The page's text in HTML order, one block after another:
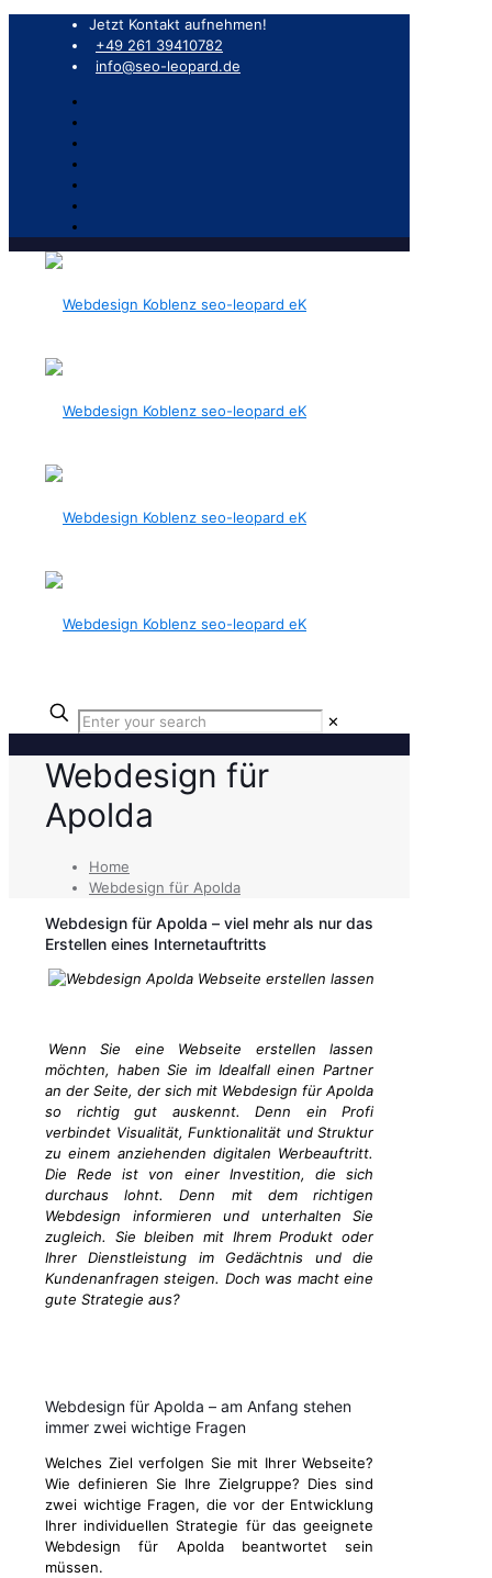
Jetzt Kontakt aufnehmen!
+49 261 39410782
info@seo-leopard.de
✕
Webdesign für
Apolda
Home
Webdesign für Apolda
Webdesign für Apolda – viel mehr als nur das
Erstellen eines Internetauftritts
Wenn Sie eine Webseite erstellen lassen
möchten, haben Sie im Idealfall einen Partner
an der Seite, der sich mit Webdesign für Apolda
so richtig gut auskennt. Denn ein Profi
verbindet Visualität, Funktionalität und Struktur
zu einem anziehenden digitalen Werbeauftritt.
Die Rede ist von einer Investition, die sich
durchaus lohnt. Denn mit dem richtigen
Webdesign informieren und unterhalten Sie
zugleich. Sie bleiben mit Ihrem Produkt oder
Ihrer Dienstleistung im Gedächtnis und die
Kundenanfragen steigen. Doch was macht eine
gute Strategie aus?
Webdesign für Apolda – am Anfang stehen
immer zwei wichtige Fragen
Welches Ziel verfolgen Sie mit Ihrer Webseite?
Wie definieren Sie Ihre Zielgruppe? Dies sind
zwei wichtige Fragen, die vor der Entwicklung
Ihrer individuellen Strategie für das geeignete
Webdesign für Apolda beantwortet sein
müssen.